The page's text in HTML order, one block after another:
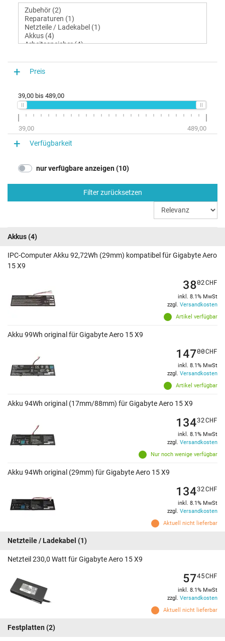
Preis
39,00 bis 489,00
39,00 489,00
Verfügbarkeit
nur verfügbare anzeigen (10)
Filter zurücksetzen
Akkus(4)
IPC-Computer Akku 92,72Wh (29mm) kompatibel für Gigabyte Aero
15 X9
Artikel verfügbar
3802CHF
inkl. 8.1% MwSt
zzgl. Versandkosten
Akku 99Wh original für Gigabyte Aero 15 X9
Artikel verfügbar
14700CHF
inkl. 8.1% MwSt
zzgl. Versandkosten
Akku 94Wh original (17mm/88mm) für Gigabyte Aero 15 X9
Nur noch wenige verfügbar
13432CHF
inkl. 8.1% MwSt
zzgl. Versandkosten
Akku 94Wh original (29mm) für Gigabyte Aero 15 X9
Aktuell nicht lieferbar
13432CHF
inkl. 8.1% MwSt
zzgl. Versandkosten
Netzteile / Ladekabel (1)
Netzteil 230,0 Watt für Gigabyte Aero 15 X9
Aktuell nicht lieferbar
5745CHF
inkl. 8.1% MwSt
zzgl. Versandkosten
Festplatten (2)